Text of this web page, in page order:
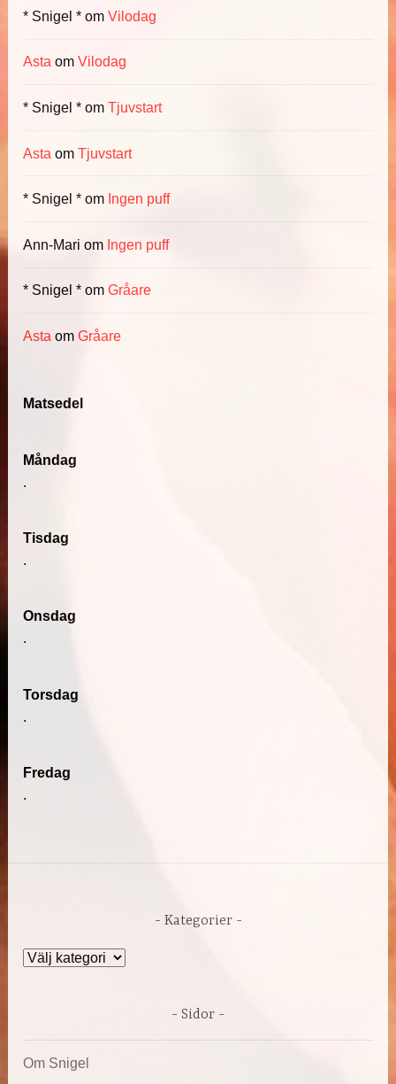
* Snigel * omVilodag
Asta omVilodag
* Snigel * omTjuvstart
Asta omTjuvstart
* Snigel * om Ingen puff
Ann-Mari om Ingen puff
* Snigel * omGråare
Asta omGråare
Matsedel
Måndag
.
Tisdag
.
Onsdag
.
Torsdag
.
Fredag
.
Kategorier
Kategorier
Sidor
Om Snigel